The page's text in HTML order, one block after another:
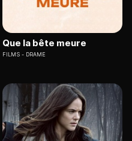
Que la bête meure
FILMS DRAME